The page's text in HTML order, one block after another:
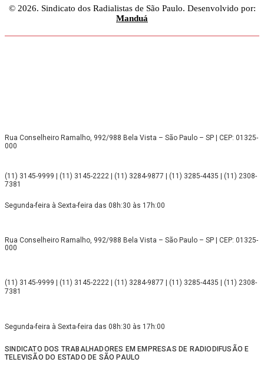
© 2026. Sindicato dos Radialistas de São Paulo. Desenvolvido por:
Manduá
Rua Conselheiro Ramalho, 992/988 Bela Vista – São Paulo – SP | CEP: 01325-
000
(11) 3145-9999 | (11) 3145-2222 | (11) 3284-9877 | (11) 3285-4435 | (11) 2308-
7381
Segunda-feira à Sexta-feira das 08h:30 às 17h:00
Rua Conselheiro Ramalho, 992/988 Bela Vista – São Paulo – SP | CEP: 01325-
000
(11) 3145-9999 | (11) 3145-2222 | (11) 3284-9877 | (11) 3285-4435 | (11) 2308-
7381
Segunda-feira à Sexta-feira das 08h:30 às 17h:00
SINDICATO DOS TRABALHADORES EM EMPRESAS DE RADIODIFUSÃO E
TELEVISÃO DO ESTADO DE SÃO PAULO